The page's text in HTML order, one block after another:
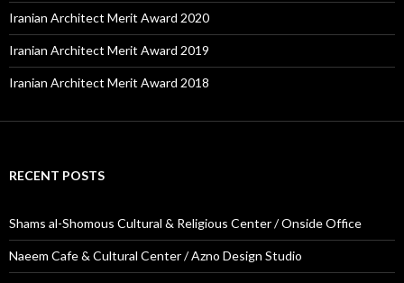
Iranian Architect Merit Award 2020
Iranian Architect Merit Award 2019
Iranian Architect Merit Award 2018
RECENT POSTS
Shams al-Shomous Cultural & Religious Center / Onside Office
Naeem Cafe & Cultural Center / Azno Design Studio